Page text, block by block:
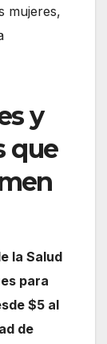
mujeres,
y
que
la Salud
para
$5 al
de